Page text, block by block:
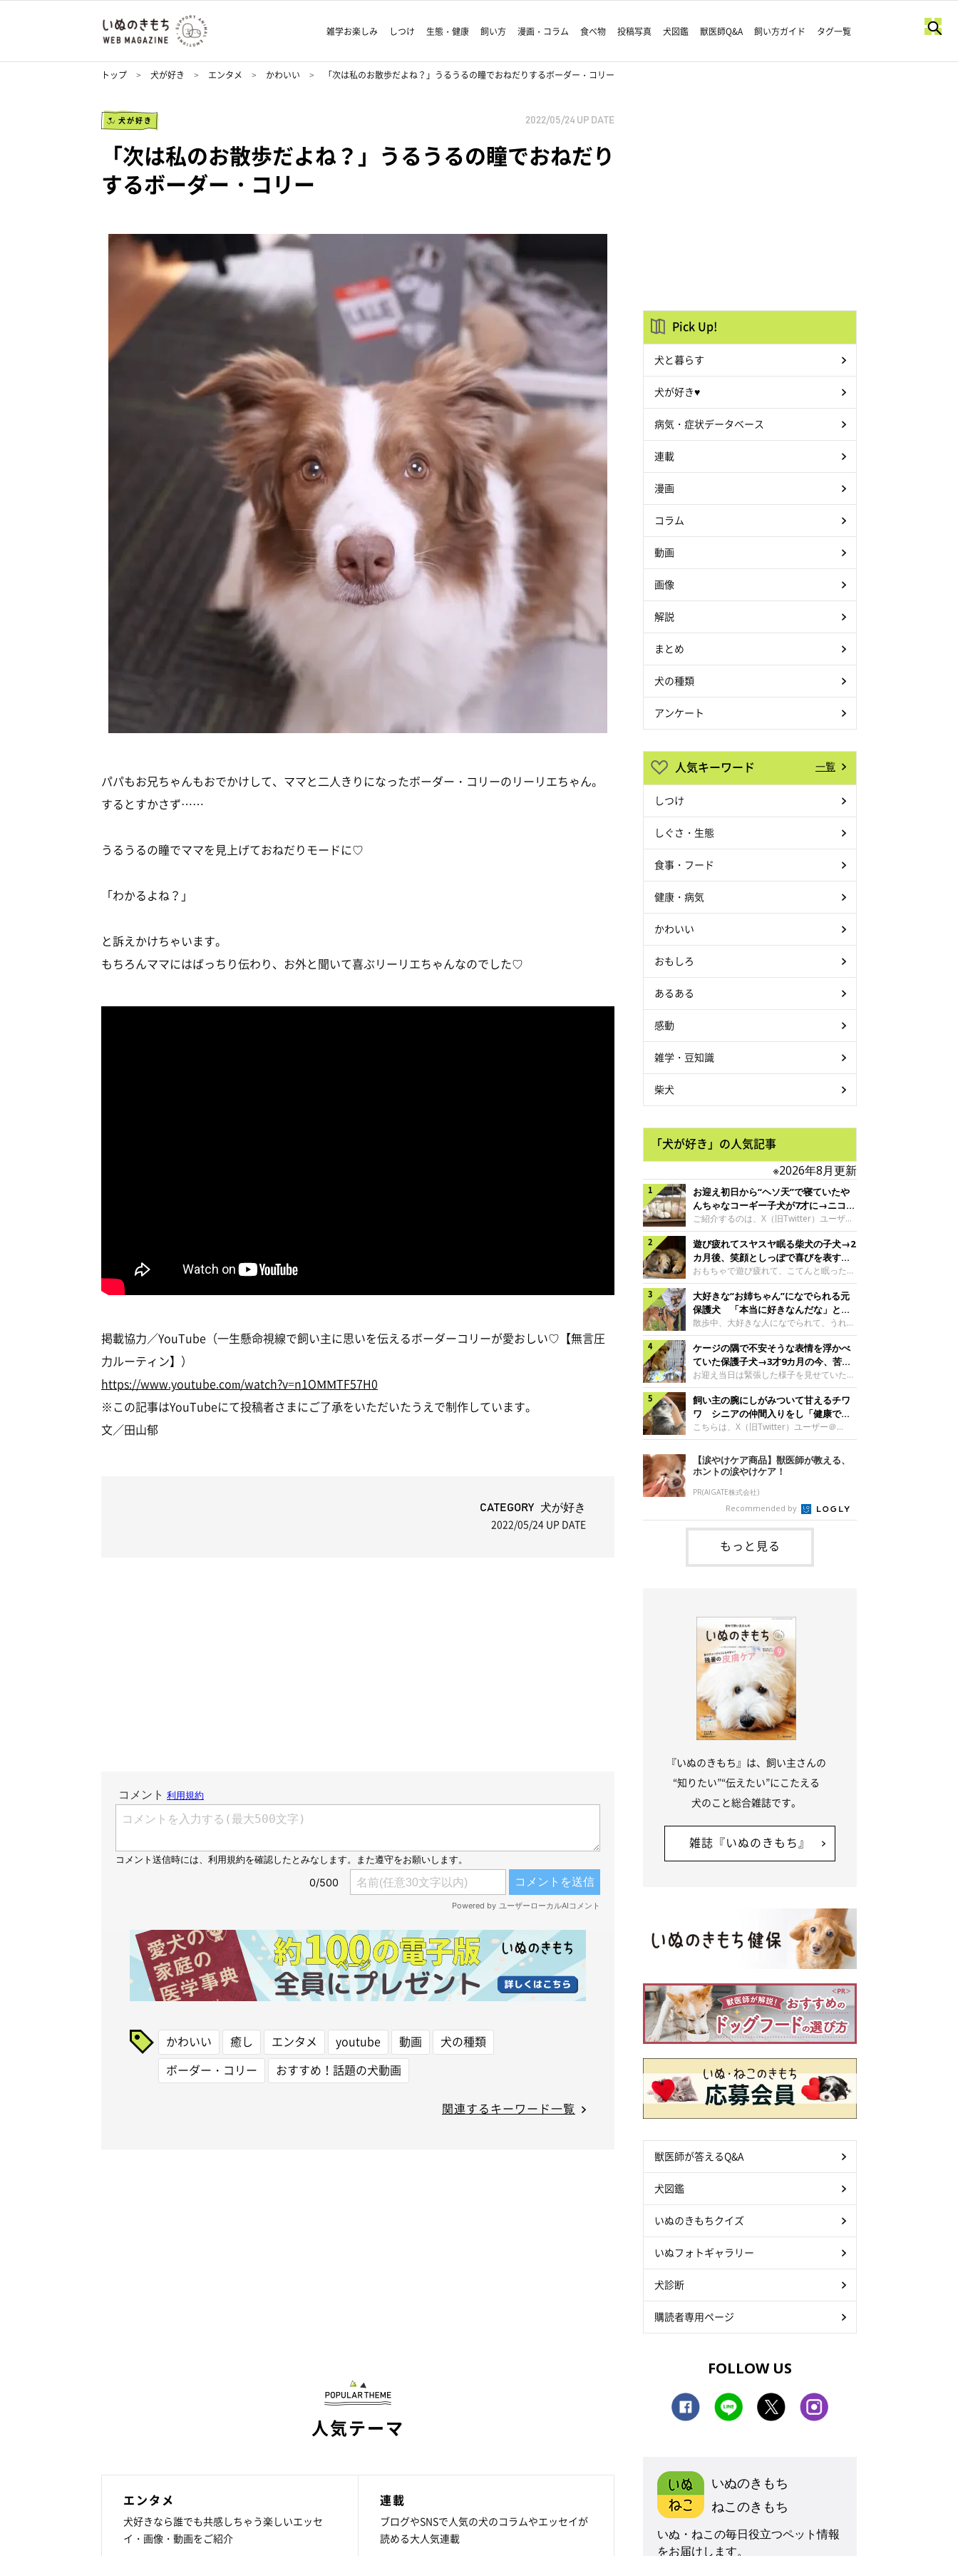
雑学お楽しみ しつけ 生態・健康 飼い方 漫画・コラム 食べ物 投稿写真 犬図鑑 獣医師Q&A 飼い方ガイド タグ一覧
トップ 犬が好き エンタメ かわいい 「次は私のお散歩だよね？」うるうるの瞳でおねだりするボーダー・コリー
犬が好き 2022/05/24 UP DATE
「次は私のお散歩だよね？」うるうるの瞳でおねだり
するボーダー・コリー
パパもお兄ちゃんもおでかけして、ママと二人きりになったボーダー・コリーのリーリエちゃん。
するとすかさず……
うるうるの瞳でママを見上げておねだりモードに♡
「わかるよね？」
と訴えかけちゃいます。
もちろんママにはばっちり伝わり、お外と聞いて喜ぶリーリエちゃんなのでした♡
掲載協力／YouTube（一生懸命視線で飼い主に思いを伝えるボーダーコリーが愛おしい♡【無言圧
力ルーティン】）
https://www.youtube.com/watch?v=n1OMMTF57H0
※この記事はYouTubeにて投稿者さまにご了承をいただいたうえで制作しています。
文／田山郁
CATEGORY 犬が好き
2022/05/24 UP DATE
かわいい 癒し エンタメ youtube 動画
犬の種類
ボーダー・コリー
おすすめ！話題の犬動画
関連するキーワード一覧
人気テーマ
エンタメ
犬好きなら誰でも共感しちゃう楽しいエッセ
イ・画像・動画をご紹介
連載
ブログやSNSで人気の犬のコラムやエッセイが
読める大人気連載
Pick Up!
犬と暮らす
犬が好き♥
病気・症状データベース
連載
漫画
コラム
動画
画像
解説
まとめ
犬の種類
アンケート
人気キーワード 一覧
しつけ
しぐさ・生態
食事・フード
健康・病気
かわいい
おもしろ
あるある
感動
雑学・豆知識
柴犬
「犬が好き」の人気記事
※2026年8月更新
お迎え初日から“ヘソ天”で寝ていたや
んちゃなコーギー子犬が7才に→ニコニ
コ“コーギースマイル”が魅力のコに成
長！
ご紹介するのは、X（旧Twitter）ユーザー
＠Kus1oKg2vsgdWS2さんの愛犬でウェル
シュ・コーギー・ペンブロークの神楽ちゃ
ん。今年の8月で7才になるという神楽ちゃ
んですが、いったいどんな子犬時代を過ご
したのでしょうか。今回は、神楽ちゃんの
成長を飼い主さんと振り返ります！神楽ち
ゃんの成長について聞いた！お迎えから数
日後の神楽ちゃん（撮影時生後2カ月）＠
Kus1oKg2vsgdWS2――お迎え当初の神楽
ちゃんの様子について教えてください。飼
い主さん： 「お迎え当日から“ヘソ天”で寝
るようなコでし
遊び疲れてスヤスヤ眠る柴犬の子犬→2
カ月後、笑顔としっぽで喜びを表すコ
に成長！
おもちゃで遊び疲れて、こてんと眠った子
犬。あれから2カ月、表情や行動にさまざ
まな変化が見られるようになりました。遊
び疲れて眠る生後2カ月のなっちゃん遊び
疲れた様子のなっちゃん。@Pkndg_紹介
するのは、X（旧Twitter）ユーザー
@Pkndg_さんの愛犬・なっちゃん（取材
時、生後4カ月／柴犬）。こちらの写真
は、なっちゃんが生後2カ月のころに撮影
された一枚です。この日、なっちゃんは家
族と一緒におもちゃで遊んでいました。た
くさん遊んで疲れたのか、その後は眠り始
めたそうです。眠るなっちゃん。
@Pkndg_
大好きな“お姉ちゃん”になでられる元
保護犬 「本当に好きなんだな」と感
じる表情にほっこり
散歩中、大好きな人になでられて、うれし
そうな表情を見せる元保護犬。甘えるよう
な姿に、見ているこちらまでほっこりしま
す。大好きな“お姉ちゃん”に甘える小次郎
くん妹さんになでてもらい、うれしそうな
表情を見せる小次郎くん（2026年6月撮
影）。@mika_Jimmy紹介するのは、X（旧
Twitter）ユーザー@mika_Jimmyさんの愛
犬・小次郎くん（撮影時5才）。こちら
は、飼い主さんの妹さんと一緒に散歩をし
日、飼い主さんは実家から自宅へ帰る途
中、妹さんと公園で待ち合わせ
ケージの隅で不安そうな表情を浮かべ
ていた保護子犬→3才9カ月の今、苦手
を克服し頼もしいコに成長！
お迎え当日は緊張した様子を見せていた元
野犬の保護子犬。あれから約3年半、苦手
だったことを一つひとつ克服し、家族に寄
り添う姿を見せています。お迎え当日、ケ
ージの隅で不安そうにお迎え当日のシルビ
アちゃん。@nemonemotos今回紹介する
のは、X（旧Twitter）ユーザー
@nemonemotosさんの愛犬・シルビアち
ゃん（撮影当時、生後推定2カ月）。飼い
主さんが「#最初に撮った一枚」として投
稿した写真には、ケージの隅で不安そうな
表情を浮かべるシルビアちゃんの姿が写っ
ていました。こちらは、保護犬だったシル
飼い主の腕にしがみついて甘えるチワ
ワ シニアの仲間入りをし「健康で穏
やかな暮らしが続いてほしい」と願う
こちらは、X（旧Twitter）ユーザー＠
kotubusuke617さんが投稿した写真。写
っているのは、愛犬でチワワのつぶしゃん
（本名：こつぶちゃん）です。飼い主さん
の腕にしがみつくつぶしゃん（撮影時6
才）＠kotubusuke617撮影当時の状況に
ついて伺うと、飼い主さんはこう教えてく
れました。飼い主さん： 「ある休日のこ
とです。私がソファに座った途端にひざの
上にのってきたので、そのままなでながら
テレビを見ていたのですが、微動だにしな
いので気になって見てみると、腕にしがみ
【涙やけケア商品】獣医師が教える、
ホントの涙やけケア！
PR(AIGATE株式会社)
Recommended by
もっと見る
『いぬのきもち』は、飼い主さんの
“知りたい”“伝えたい”にこたえる
犬のこと総合雑誌です。
雑誌『いぬのきもち』
獣医師が答えるQ&A
犬図鑑
いぬのきもちクイズ
いぬフォトギャラリー
犬診断
購読者専用ページ
FOLLOW US
いぬのきもち
ねこのきもち
いぬ・ねこの毎日役立つペット情報
をお届けします。